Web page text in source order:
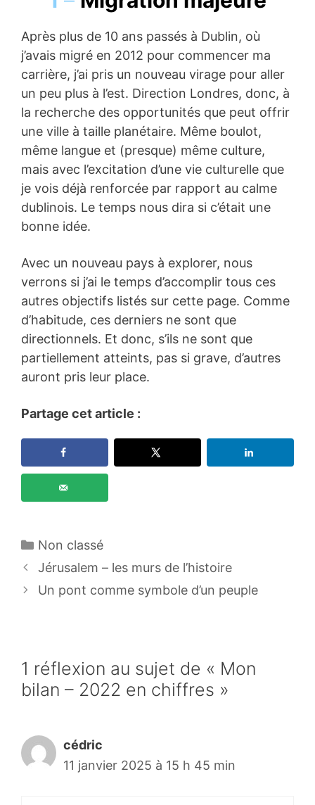
Après plus de 10 ans passés à Dublin, où
j’avais migré en 2012 pour commencer ma
carrière, j’ai pris un nouveau virage pour aller
un peu plus à l’est. Direction Londres, donc, à
la recherche des opportunités que peut offrir
une ville à taille planétaire. Même boulot,
même langue et (presque) même culture,
mais avec l’excitation d’une vie culturelle que
je vois déjà renforcée par rapport au calme
dublinois. Le temps nous dira si c’était une
bonne idée.
Avec un nouveau pays à explorer, nous
verrons si j’ai le temps d’accomplir tous ces
autres objectifs listés sur cette page. Comme
d’habitude, ces derniers ne sont que
directionnels. Et donc, s’ils ne sont que
partiellement atteints, pas si grave, d’autres
auront pris leur place.
Partage cet article :
Catégories
Non classé
Jérusalem – les murs de l’histoire
Un pont comme symbole d’un peuple
1 réflexion au sujet de « Mon
bilan – 2022 en chiffres »
cédric
11 janvier 2025 à 15 h 45 min